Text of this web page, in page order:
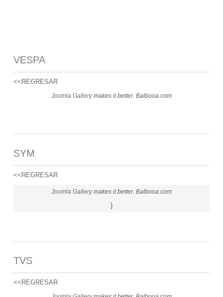
VESPA
<<REGRESAR
Joomla Gallerymakes it better. Balbooa.com
SYM
<<REGRESAR
Joomla Gallerymakes it better. Balbooa.com
}
TVS
<<REGRESAR